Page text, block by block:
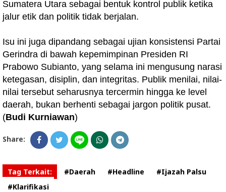
Sumatera Utara sebagai bentuk kontrol publik ketika
jalur etik dan politik tidak berjalan.
Isu ini juga dipandang sebagai ujian konsistensi Partai
Gerindra di bawah kepemimpinan Presiden RI
Prabowo Subianto, yang selama ini mengusung narasi
ketegasan, disiplin, dan integritas. Publik menilai, nilai-
nilai tersebut seharusnya tercermin hingga ke level
daerah, bukan berhenti sebagai jargon politik pusat.
(Budi Kurniawan)
Share:
Tag Terkait: #Daerah #Headline
#Ijazah Palsu
#Klarifikasi